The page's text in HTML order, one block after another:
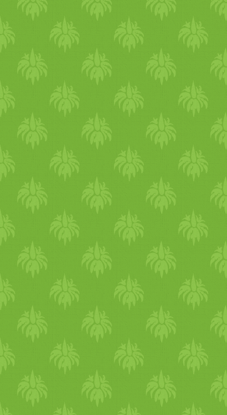
mindenkit! Menü:
Vöröslencse leves /­­/­­
Gránátalmás bulgursaláta /­­/­­
Diós, sült paprikás
mártogatós /­­/­­ Paradicsomos
zöldségekkel töltött
sütve /­­/­­ Mandulapuding.
Június 30.: Török vegán
vacsoraest a Kozmosz Vegán
Étteremben A húsmentes
hónap záróeseményeként
közösségi vacsorát
szervezünk a Kozmosszal,
ahol körbeülve egy hatalmas
asztalt, mindenki